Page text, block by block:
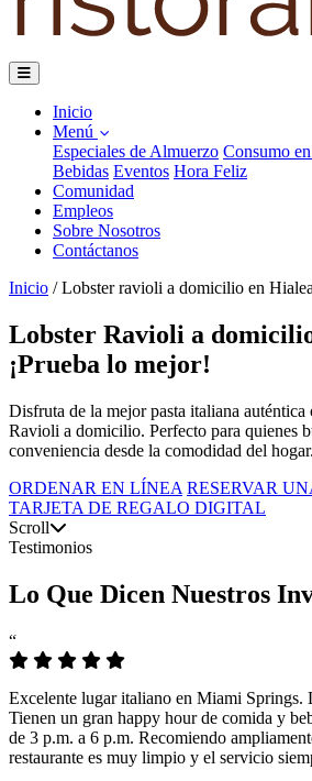
Inicio
Menú
Especiales de Almuerzo Consumo
Bebidas Eventos Hora Feliz
Comunidad
Empleos
Sobre Nosotros
Contáctanos
Inicio / Lobster ravioli a domicilio en
Lobster Ravioli a
¡Prueba lo mejor!
Disfruta de la mejor pasta italiana
Ravioli a domicilio. Perfecto para quienes
conveniencia desde la comodidad del hogar.
ORDENAR EN LÍNEA RESERVAR
TARJETA DE REGALO DIGITAL
Scroll
Testimonios
Lo Que Dicen Nuestros
“
Excelente lugar italiano en Miami Springs.
Tienen un gran happy hour de comida y
de 3 p.m. a 6 p.m. Recomiendo
restaurante es muy limpio y el servicio